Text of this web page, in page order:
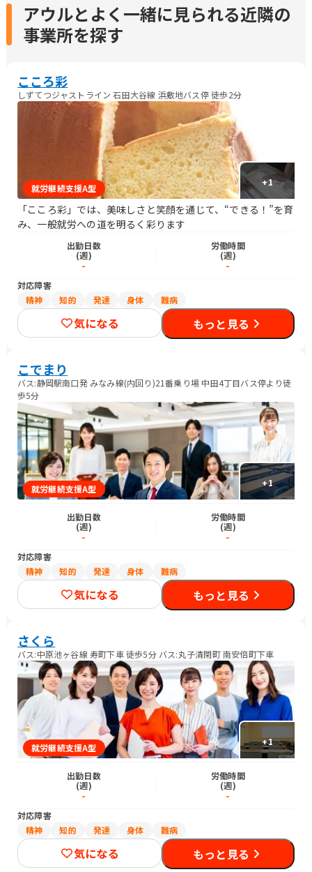
アウルとよく一緒に見られる近隣の
事業所を探す
こころ彩
しずてつジャストライン 石田大谷線 浜敷地バス停 徒歩2分
+1
就労継続支援A型
「こころ彩」では、美味しさと笑顔を通じて、“できる！”を育
み、一般就労への道を明るく彩ります
出勤日数
(週)
-
労働時間
(週)
-
対応障害
精神
知的 発達 身体 難病
気になる もっと見る
こでまり
バス:静岡駅南口発 みなみ線(内回り)21番乗り場 中田4丁目バス停より徒
歩5分
+1
就労継続支援A型
出勤日数
(週)
-
労働時間
(週)
-
対応障害
精神
知的 発達 身体 難病
気になる もっと見る
さくら
バス:中原池ヶ谷線 寿町下車 徒歩5分 バス:丸子清閑町 南安倍町下車
+1
就労継続支援A型
出勤日数
(週)
-
労働時間
(週)
-
対応障害
精神
知的 発達 身体 難病
気になる もっと見る